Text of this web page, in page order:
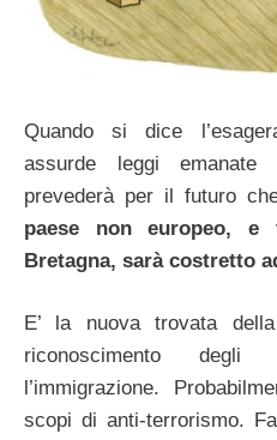
Quando si dice
assurde leggi emanate
prevederà per il futuro
paese non europeo,
Bretagna, sarà costretto
E’ la nuova trovata
riconoscimento
l’immigrazione.
scopi di anti-terrorismo.